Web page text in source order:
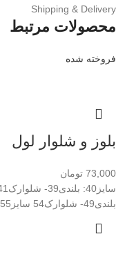
Shipping & Delivery
محصولات مرتبط
فروخته شده
بلوز و شلوار لول
73,000 تومان
بلندی49- شلوارک54 سایز55: بلندی55- شلوارک59